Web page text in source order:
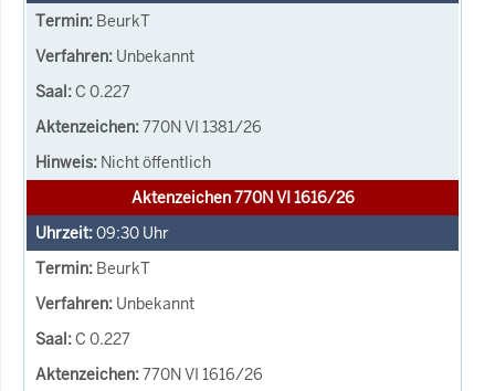
BeurkT
Unbekannt
C 0.227
770N VI 1381/26
Nicht öffentlich
Aktenzeichen 770N VI 1616/26
09:30 Uhr
BeurkT
Unbekannt
C 0.227
770N VI 1616/26